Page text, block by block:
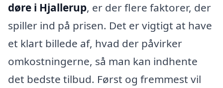
døre i Hjallerup, er der flere faktorer, der
spiller ind på prisen. Det er vigtigt at have
et klart billede af, hvad der påvirker
omkostningerne, så man kan indhente
det bedste tilbud. Først og fremmest vil